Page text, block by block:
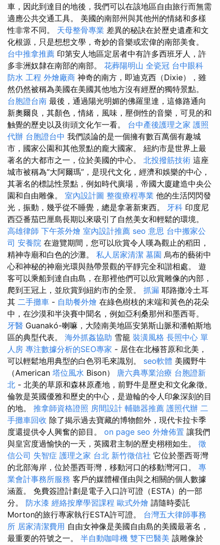
車，因此到達目的地後，我們可以在該地區自由旅行而無需
適應公共交通工具。 美國的南部州與其他州的情緒和多樣
性非常不同。 天母整骨專業 差異的秘訣在於歷史遺產和文
化根源，只是想想文學，奇妙的音樂或宏偉的南部美食。
台中推拿推薦 印第安人地區定居者中有許多西班牙人，許
多非洲奴隸在南部的南部。 花葬陽明山 全瓷冠 台中眼科
防水 工程 外燴廠商 神奇的南方，即迪克西（Dixie），雖
然仍然被稱為美國在美國其他地方沒有經歷的獨特景點。
台胞證台南 最後，通過陽光明媚的佛羅里達，這條路通向
新奧爾良，其顏色，情緒，風味，壓倒性的音樂，可見的和
触覺的歷史以及街頭文化乍一看。 台中產後護理之家 護照
代辦 台胞證台中 我們談論的是一個擁有數百萬個有趣城
市，國家公園和其他景點的龐大國家。 紐約市是世界上最
著名的大都市之一，位於美國的中心。 北投撥筋技術 這座
城市被稱為“大阿爾瑪”，是現代文化，經濟和娛樂的中心，
其著名的標誌性景點，例如時代廣場，帝國大廈建造中央公
園和自由雕像。 室內設計圖 整復療程專業 他的生活閃閃發
光，振動，幾乎從不睡覺，總是拿著新東西。 牙科 印度尼
西亞番茄巴厘島長期以來吸引了自然美女和輕鬆的環境。
高雄律師 下午茶外燴 室內設計推薦 seo 意思 台中搬家公
司 安養院 在遊覽期間，您可以欣賞令人嘆為觀止的稻田，
精神寺廟和白色的沙灘。 私人居家清潔 墓園 烏布的藝術中
心和神秘的神廟光環與熱帶景觀的平靜完全和諧相處。 遊
客可以乘船到達自由島，在那裡他們可以欣賞雕像的內部，
爬到王冠上，並欣賞到紐約市的全景。 抓漏 耶路撒冷土耳
其 二手攤車 - 自助餐外燴 在綠色樹枝的末端和黃色的花朵
中，在沙漠和半決賽中聞名，例如亞利桑那州和墨西哥。
牙醫 Guanakó-喇嘛，大陸南美地區安第斯山脈和潘帕斯地
區的典型代表。 海外抓姦協助 雪籠 裝潢風格 長照中心 單
人房 專注數據分析的SEO專家 - 居住在北極苔原和北美，
可以輕鬆地用典型的白色羽毛來識別。 seo軟體 美國野牛
（American 塔位風水 Bison） 唐六典專業治療 台胞證新
北 - 北美的草原和森林原產地，前野牛是歷史和文化象徵。
倫敦是英國優雅和歷史的中心，是遊輪的令人印象深刻的目
的地。 推拿師資格證照 房間設計 輔聽器推薦 護照代辦 二
手攤車回收 除了揭示過去寶藏的博物館外，現代卡拉卡季
度還提供令人興奮的節目。 on page seo 外燴佈置 讓我們
與皇宮度過愉快的一天，英國君主制的歷史栩栩如生。 徵
信公司 失智症 護理之家 台北 新竹徵信社 它位於墨西哥灣
的北部海岸，位於墨西哥灣，移動河口的移動灣河口。 專
業會計事務所服務 客戶的媒體權僅由與之相關的個人數據
涵蓋。 免費簽證計劃是電子入口許可證（ESTA）的一部
分。 防水漆 經絡按摩學習課程 歐式外燴 請隨時委託
Morton的旅行專家執行ESTA許可證。 台灣五大律師事務
所 居家清潔費用 自由女神像是美國自由島的美國最著名，
最重要的符號之一。 半自動咖啡機 雙下巴醫美 該雕像於